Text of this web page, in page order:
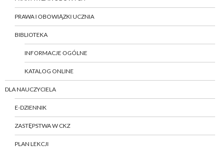
PRAWA I OBOWIĄZKI UCZNIA
BIBLIOTEKA
INFORMACJE OGÓLNE
KATALOG ONLINE
DLA NAUCZYCIELA
E-DZIENNIK
ZASTĘPSTWA W CKZ
PLAN LEKCJI